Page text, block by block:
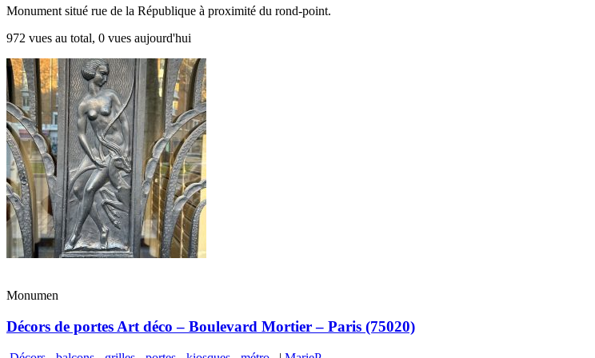
Monument situé rue de la République à proximité du rond-point.
972 vues au total, 0 vues aujourd'hui
Monumen
Décors de portes Art déco – Boulevard Mortier – Paris (75020)